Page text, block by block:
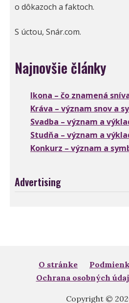
o dôkazoch a faktoch.
S úctou, Snár.com.
Najnovšie články
Ikona – čo znamená
Kráva – význam snov a
Svadba – význam a
Studňa – význam a
Konkurz – význam a
Advertising
O stránke
Ochrana osobných
Copyright ©